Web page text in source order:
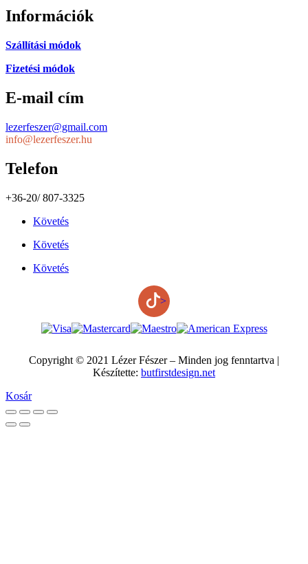
Információk
Szállítási módok
Fizetési módok
E-mail cím
lezerfeszer@gmail.com
info@lezerfeszer.hu
Telefon
+36-20/ 807-3325
Követés
Követés
Követés
>
Copyright © 2021 Lézer Fészer – Minden jog fenntartva |
Készítette: butfirstdesign.net
Kosár